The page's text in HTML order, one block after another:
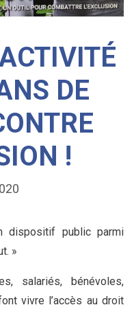
DE
!
dispositif public parmi
»
salariés, bénévoles,
vivre l’accès au droit